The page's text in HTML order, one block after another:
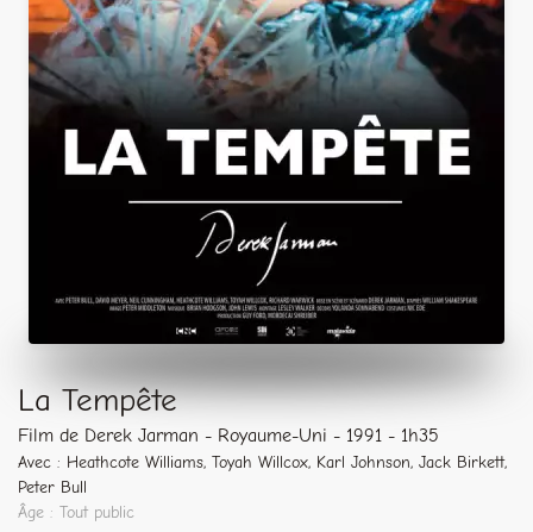
La Tempête
Film de Derek Jarman - Royaume-Uni - 1991 - 1h35
Avec : Heathcote Williams, Toyah Willcox, Karl Johnson, Jack Birkett,
Peter Bull
Âge : Tout public